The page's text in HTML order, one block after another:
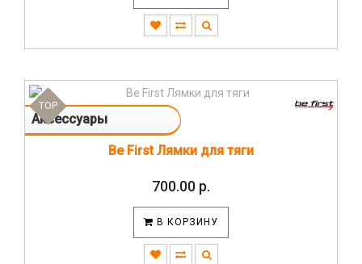
Аксессуары
TOP
Be First Лямки для тяги
700.00 р.
В КОРЗИНУ